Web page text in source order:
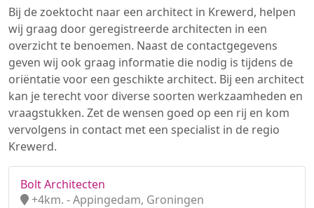
Bij de zoektocht naar een architect in Krewerd, helpen
wij graag door geregistreerde architecten in een
overzicht te benoemen. Naast de contactgegevens
geven wij ook graag informatie die nodig is tijdens de
oriëntatie voor een geschikte architect. Bij een architect
kan je terecht voor diverse soorten werkzaamheden en
vraagstukken. Zet de wensen goed op een rij en kom
vervolgens in contact met een specialist in de regio
Krewerd.
Bolt Architecten
+4km. - Appingedam, Groningen